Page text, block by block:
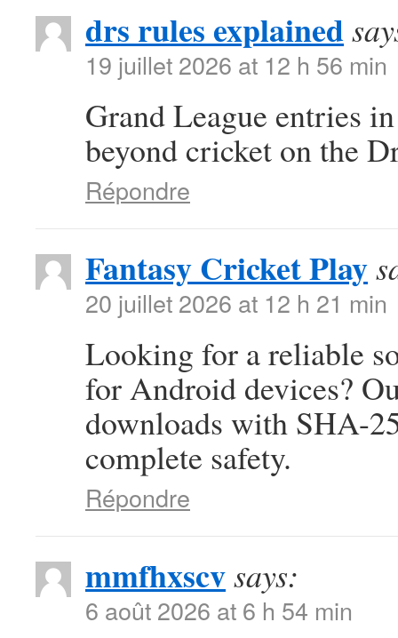
drs rules explained
19 juillet 2026 at 12 h 56 min
Grand League entries
beyond cricket on the
Répondre
Fantasy Cricket Play
20 juillet 2026 at 12 h 21 min
Looking for a reliable
for Android devices?
downloads with SHA-
complete safety.
Répondre
mmfhxscvsays:
6 août 2026 at 6 h 54 min